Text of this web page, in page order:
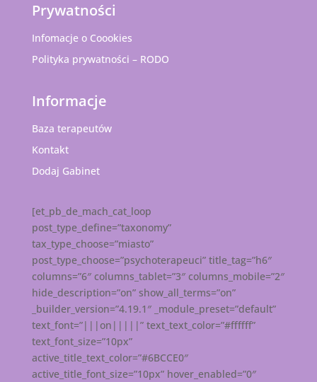
Prywatności
Infomacje o Coookies
Polityka prywatności – RODO
Informacje
Baza terapeutów
Kontakt
Dodaj Gabinet
[et_pb_de_mach_cat_loop
post_type_define=”taxonomy”
tax_type_choose=”miasto”
post_type_choose=”psychoterapeuci” title_tag=”h6″
columns=”6″ columns_tablet=”3″ columns_mobile=”2″
hide_description=”on” show_all_terms=”on”
_builder_version=”4.19.1″ _module_preset=”default”
text_font=”|||on|||||” text_text_color=”#ffffff”
text_font_size=”10px”
active_title_text_color=”#6BCCE0″
active_title_font_size=”10px” hover_enabled=”0″